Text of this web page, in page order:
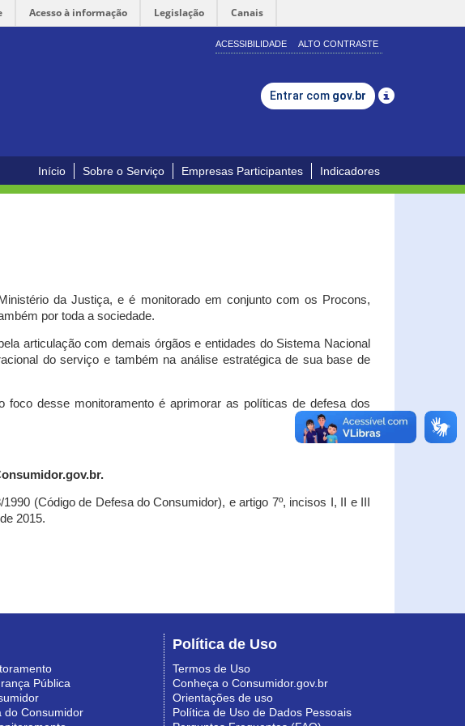
Acesso à informação Legislação Canais
ACESSIBILIDADE ALTO CONTRASTE
Entrar com gov.br
Início Sobre o Serviço Empresas Participantes Indicadores
da Justiça, e é monitorado em conjunto com os Procons,
por toda a sociedade.
articulação com demais órgãos e entidades do Sistema Nacional
do serviço e também na análise estratégica de sua base de
desse monitoramento é aprimorar as políticas de defesa dos
(Código de Defesa do Consumidor), e artigo 7º, incisos I, II e III
2015.
Pública
do Consumidor
Política de Uso
Termos de Uso
Conheça o Consumidor.gov.br
Orientações de uso
Política de Uso de Dados Pessoais